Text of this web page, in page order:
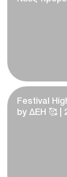
Festival
by ΔΕΗ 🥰 |